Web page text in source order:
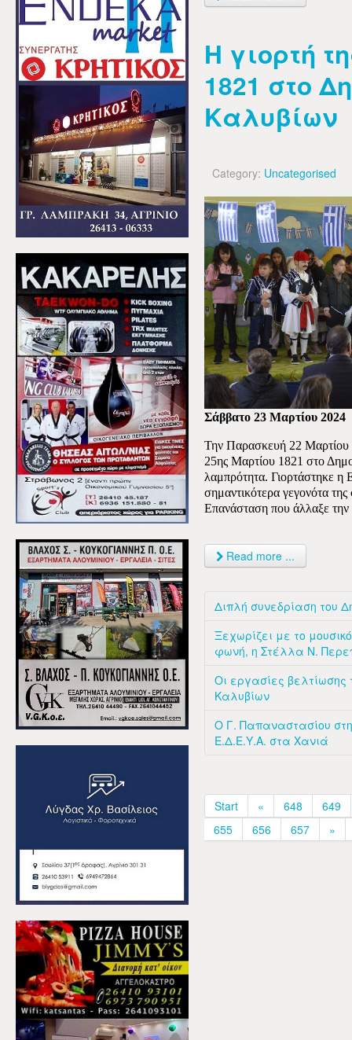
Η γιορτή
1821 στο
Καλυβίων
Category: Uncategorised
Σάββατο 23 Μαρτίου 2024
Την Παρασκευή 22 Μαρτίου
25ης Μαρτίου 1821 στο
λαμπρότητα. Γιορτάστηκε
σημαντικότερα γεγονότα
Επανάσταση που άλλαξε την
Read more ...
Διπλή συνεδρίαση του
Ξεχωρίζει με το
φωνή, η Στέλλα Ν.
Οι εργασίες βελτίωσης
Καλυβίων
Ο Γ. Παπαναστασίου
Ε.Δ.Ε.Υ.Α. στα Χανιά
Start « 648
649
655
656 657 »